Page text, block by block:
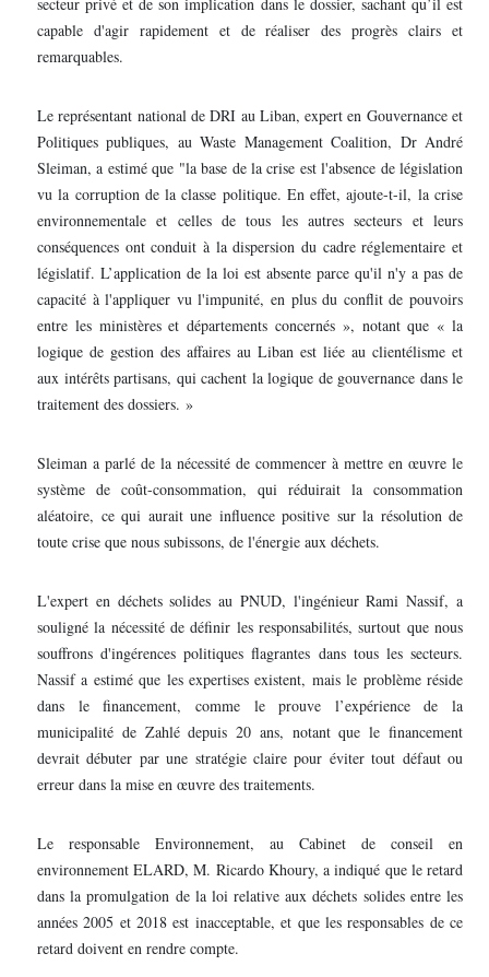
capable d'agir rapidement et de réaliser des progrès clairs et
remarquables.
Le représentant national de DRI au Liban, expert en Gouvernance et
Politiques publiques, au Waste Management Coalition, Dr André
Sleiman, a estimé que "la base de la crise est l'absence de législation
vu la corruption de la classe politique. En effet, ajoute-t-il, la crise
environnementale et celles de tous les autres secteurs et leurs
conséquences ont conduit à la dispersion du cadre réglementaire et
législatif. L’application de la loi est absente parce qu'il n'y a pas de
capacité à l'appliquer vu l'impunité, en plus du conflit de pouvoirs
entre les ministères et départements concernés », notant que « la
logique de gestion des affaires au Liban est liée au clientélisme et
aux intérêts partisans, qui cachent la logique de gouvernance dans le
traitement des dossiers. »
Sleiman a parlé de la nécessité de commencer à mettre en œuvre le
système de coût-consommation, qui réduirait la consommation
aléatoire, ce qui aurait une influence positive sur la résolution de
toute crise que nous subissons, de l'énergie aux déchets.
L'expert en déchets solides au PNUD, l'ingénieur Rami Nassif, a
souligné la nécessité de définir les responsabilités, surtout que nous
souffrons d'ingérences politiques flagrantes dans tous les secteurs.
Nassif a estimé que les expertises existent, mais le problème réside
dans le financement, comme le prouve l’expérience de la
municipalité de Zahlé depuis 20 ans, notant que le financement
devrait débuter par une stratégie claire pour éviter tout défaut ou
erreur dans la mise en œuvre des traitements.
Le responsable Environnement, au Cabinet de conseil en
environnement ELARD, M. Ricardo Khoury, a indiqué que le retard
dans la promulgation de la loi relative aux déchets solides entre les
années 2005 et 2018 est inacceptable, et que les responsables de ce
retard doivent en rendre compte.